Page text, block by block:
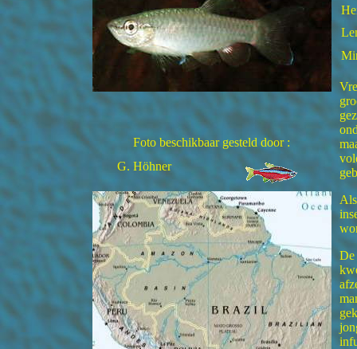
De
Foto beschikbaar gesteld door :
G. Höhner